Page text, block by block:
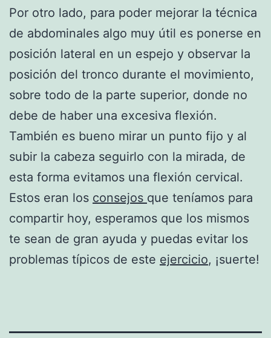
Por otro lado, para poder mejorar la técnica
de abdominales algo muy útil es ponerse en
posición lateral en un espejo y observar la
posición del tronco durante el movimiento,
sobre todo de la parte superior, donde no
debe de haber una excesiva flexión.
También es bueno mirar un punto fijo y al
subir la cabeza seguirlo con la mirada, de
esta forma evitamos una flexión cervical.
Estos eran los consejos que teníamos para
compartir hoy, esperamos que los mismos
te sean de gran ayuda y puedas evitar los
problemas típicos de este ejercicio, ¡suerte!